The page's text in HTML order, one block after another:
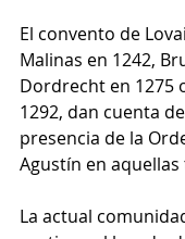
El convento de
Malinas en 1242,
Dordrecht en 1275
1292, dan cuenta
presencia de la
Agustín en
La actual